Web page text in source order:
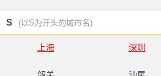
S (以S为开头的城市名)
上海 深圳